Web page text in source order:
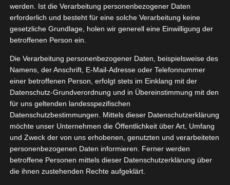
07, 2021
Pflege
Kleenex Allergy Comfort
Juli 25, 2021 | Gesundheit,Pflege,Produktvorstellungen
werden. Ist die Verarbeitung personenbezogener Daten
erforderlich und besteht für eine solche Verarbeitung keine
gesetzliche Grundlage, holen wir generell eine Einwilligung der
betroffenen Person ein.
Die Verarbeitung personenbezogener Daten, beispielsweise des
Namens, der Anschrift, E-Mail-Adresse oder Telefonnummer
einer betroffenen Person, erfolgt stets im Einklang mit der
Datenschutz-Grundverordnung und in Übereinstimmung mit den
für uns geltenden landesspezifischen
Datenschutzbestimmungen. Mittels dieser Datenschutzerklärung
möchte unser Unternehmen die Öffentlichkeit über Art, Umfang
und Zweck der von uns erhobenen, genutzten und verarbeiteten
personenbezogenen Daten informieren. Ferner werden
betroffene Personen mittels dieser Datenschutzerklärung über
die ihnen zustehenden Rechte aufgeklärt.